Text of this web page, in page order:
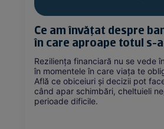
Ce am învățat despre
în care aproape totul s-
Reziliența financiară nu se vede
în momentele în care viața te
Află ce obiceiuri și decizii pot
când apar schimbări, cheltuieli
perioade dificile.